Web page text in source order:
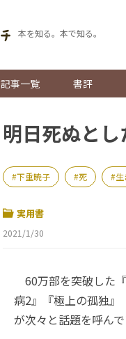
本を知る。本で知る。
記事一覧 書評
明日死ぬと
下重暁子 死
実用書
2021/1/30
60万部を突破した
病2』『極上の孤独』
が次々と話題を呼ん